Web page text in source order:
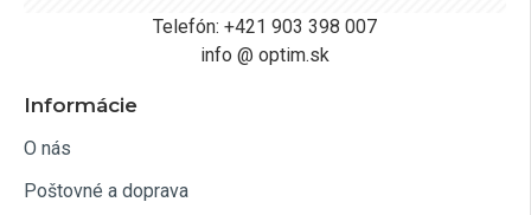
Telefón: +421 903 398 007
info @ optim.sk
Informácie
O nás
Poštovné a doprava